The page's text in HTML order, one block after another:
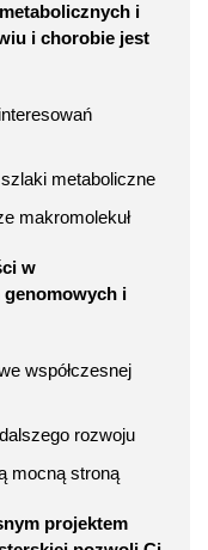
i
i chorobie jest
metaboliczne
makromolekuł
w
i
współczesnej
rozwoju
mocną stroną
projektem